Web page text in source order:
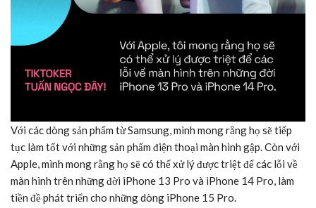
Với các dòng sản phẩm từ Samsung, mình mong rằng họ sẽ tiếp
tục làm tốt với những sản phẩm điện thoại màn hình gập. Còn với
Apple, mình mong rằng họ sẽ có thể xử lý được triệt để các lỗi về
màn hình trên những đời iPhone 13 Pro và iPhone 14 Pro, làm
tiền đề phát triển cho những dòng iPhone 15 Pro.